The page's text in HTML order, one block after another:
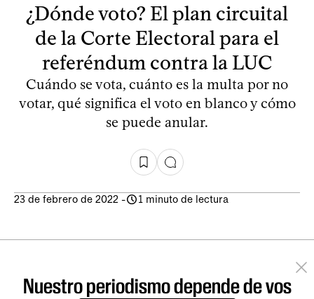
¿Dónde voto? El plan circuital
de la Corte Electoral para el
referéndum contra la LUC
Cuándo se vota, cuánto es la multa por no
votar, qué significa el voto en blanco y cómo
se puede anular.
23 de febrero de 2022 - 1 minuto de lectura
Nuestro periodismo depende de vos